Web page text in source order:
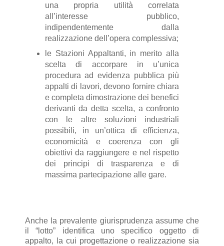
una propria utilità correlata
all’interesse pubblico,
indipendentemente dalla
realizzazione dell’opera complessiva;
le Stazioni Appaltanti, in merito alla
scelta di accorpare in u’unica
procedura ad evidenza pubblica più
appalti di lavori, devono fornire chiara
e completa dimostrazione dei benefici
derivanti da detta scelta, a confronto
con le altre soluzioni industriali
possibili, in un’ottica di efficienza,
economicità e coerenza con gli
obiettivi da raggiungere e nel rispetto
dei principi di trasparenza e di
massima partecipazione alle gare.
Anche la prevalente giurisprudenza assume che
il “lotto” identifica uno specifico oggetto di
appalto, la cui progettazione o realizzazione sia